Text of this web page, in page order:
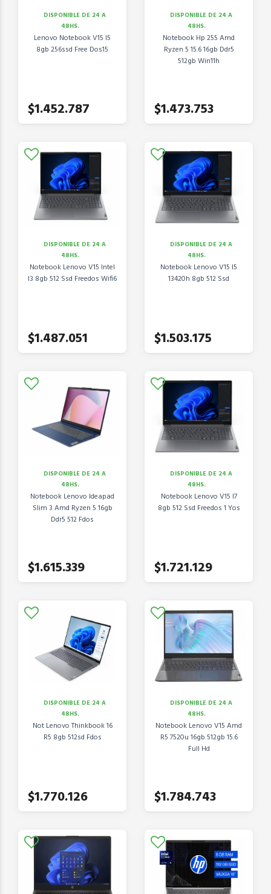
DISPONIBLE DE 24 A
48HS.
Lenovo Notebook V15 I5
8gb 256ssd Free Dos15
$1.452.787
DISPONIBLE DE 24 A
48HS.
Notebook Hp 255 Amd
Ryzen 5 15.6 16gb Ddr5
512gb Win11h
$1.473.753
DISPONIBLE DE 24 A
48HS.
Notebook Lenovo V15 Intel
I3 8gb 512 Ssd Freedos Wifi6
$1.487.051
DISPONIBLE DE 24 A
48HS.
Notebook Lenovo V15 I5
13420h 8gb 512 Ssd
$1.503.175
DISPONIBLE DE 24 A
48HS.
Notebook Lenovo Ideapad
Slim 3 Amd Ryzen 5 16gb
Ddr5 512 Fdos
$1.615.339
DISPONIBLE DE 24 A
48HS.
Notebook Lenovo V15 I7
8gb 512 Ssd Freedos 1 Yos
$1.721.129
DISPONIBLE DE 24 A
48HS.
Not Lenovo Thinkbook 16
R5 8gb 512sd Fdos
$1.770.126
DISPONIBLE DE 24 A
48HS.
Notebook Lenovo V15 Amd
R5 7520u 16gb 512gb 15.6
Full Hd
$1.784.743